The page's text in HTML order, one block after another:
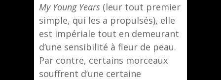
My Young Years (leur tout premier
simple, qui les a propulsés), elle
est impériale tout en demeurant
d’une sensibilité à fleur de peau.
Par contre, certains morceaux
souffrent d’une certaine